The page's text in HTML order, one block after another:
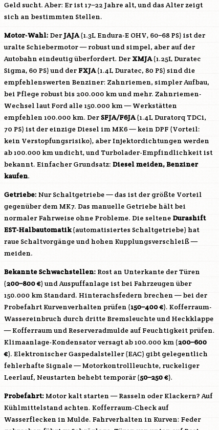
Geld sucht. Aber: Er ist 17–22 Jahre alt, und das Alter zeigt
sich an bestimmten Stellen.
Motor-Wahl: Der JAJA(1.3L Endura-E OHV, 60–68 PS) ist der
uralte Schiebermotor — robust und simpel, aber auf der
Autobahn eindeutig überfordert. Der XMJA(1.25L Duratec
Sigma, 60 PS) und der FXJA(1.4L Duratec, 80 PS) sind die
empfehlenswerten Benziner: Zahnriemen, simpler Aufbau,
bei Pflege robust bis 200.000 km und mehr. Zahnriemen-
Wechsel laut Ford alle 150.000 km — Werkstätten
empfehlen 100.000 km. Der SFJA/F6JA(1.4L Duratorq TDCi,
70 PS) ist der einzige Diesel im MK6 — kein DPF (Vorteil:
kein Verstopfungsrisiko), aber Injektordichtungen werden
ab 100.000 km undicht, und Turbolader-Empfindlichkeit ist
bekannt. Einfacher Grundsatz: Diesel meiden, Benziner
kaufen.
Getriebe: Nur Schaltgetriebe — das ist der größte Vorteil
gegenüber dem MK7. Das manuelle Getriebe hält bei
normaler Fahrweise ohne Probleme. Die seltene Durashift
EST-Halbautomatik(automatisiertes Schaltgetriebe) hat
raue Schaltvorgänge und hohen Kupplungsverschleiß —
meiden.
Bekannte Schwachstellen: Rost an Unterkante der Türen
(200–800 €) und Auspuffanlage ist bei Fahrzeugen über
150.000 km Standard. Hinterachsfedern brechen — bei der
Probefahrt Kurvenverhalten prüfen (150–400 €). Kofferraum-
Wassereinbruch durch dritte Bremsleuchte und Heckklappe
— Kofferraum und Reserveradmulde auf Feuchtigkeit prüfen.
Klimaanlage-Kondensator versagt ab 100.000 km (200–600
€). Elektronischer Gaspedalsteller (EAC) gibt gelegentlich
fehlerhafte Signale — Motorkontrollleuchte, ruckeliger
Leerlauf, Neustarten behebt temporär (50–250 €).
Probefahrt: Motor kalt starten — Rasseln oder Klackern? Auf
Kühlmittelstand achten. Kofferraum-Check auf
Wasserflecken in Mulde. Fahrverhalten in Kurven: Feder